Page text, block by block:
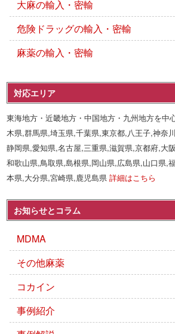
大麻の輸入・密輸
危険ドラッグの輸入・密輸
麻薬の輸入・密輸
対応エリア
東海地方・近畿地方・中国地方・九州地方を
木県,群馬県,埼玉県,千葉県,東京都,八王子,神奈
静岡県,愛知県,名古屋,三重県,滋賀県,京都府,大
和歌山県,鳥取県,島根県,岡山県,広島県,山口県,
本県,大分県,宮崎県,鹿児島県詳細はこちら
お知らせとコラム
MDMA
その他麻薬
コカイン
事例紹介